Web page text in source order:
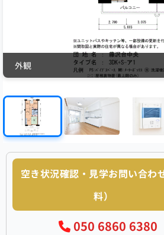
外観
空き状況確認・見学お問い合わ
料）
050 6860 6380